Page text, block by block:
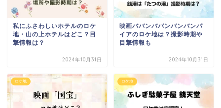
私にふさわしいホテルのロケ
地・山の上ホテルはどこ？目
撃情報は？
2024年10月31日
映画ババンババンバンバンパ
イアのロケ地は？撮影時期や
目撃情報も
2024年10月31日
ロケ地 ロケ地